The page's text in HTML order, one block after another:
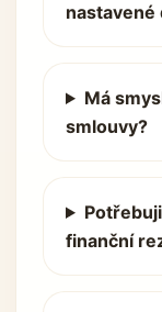
nastavené
Má
smlouvy?
finanční